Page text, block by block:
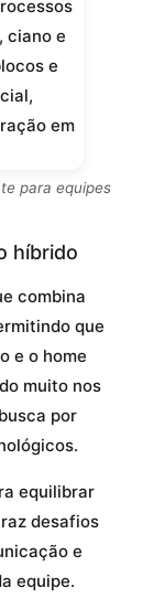
para equipes
híbrido
combina
que
e o home
muito nos
por
equilibrar
desafios
e
equipe.